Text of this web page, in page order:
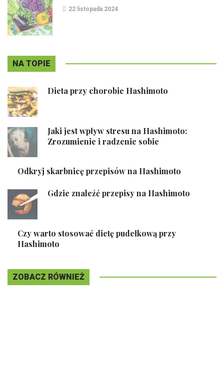
22 listopada 2024
NA TOPIE
Dieta przy chorobie Hashimoto
Jaki jest wpływ stresu na Hashimoto:
Zrozumienie i radzenie sobie
Odkryj skarbnicę przepisów na Hashimoto
Gdzie znaleźć przepisy na Hashimoto
Czy warto stosować dietę pudełkową przy
Hashimoto
ZOBACZ RÓWNIEŻ